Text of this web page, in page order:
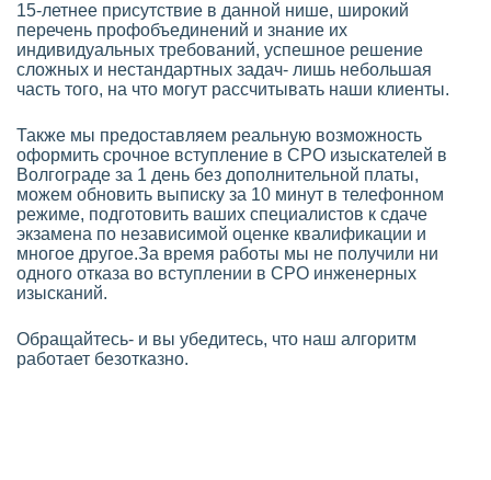
15-летнее присутствие в данной нише, широкий
перечень профобъединений и знание их
индивидуальных требований, успешное решение
сложных и нестандартных задач- лишь небольшая
часть того, на что могут рассчитывать наши клиенты.
Также мы предоставляем реальную возможность
оформить срочное вступление в СРО изыскателей в
Волгограде за 1 день без дополнительной платы,
можем обновить выписку за 10 минут в телефонном
режиме, подготовить ваших специалистов к сдаче
экзамена по независимой оценке квалификации и
многое другое.За время работы мы не получили ни
одного отказа во вступлении в СРО инженерных
изысканий.
Обращайтесь- и вы убедитесь, что наш алгоритм
работает безотказно.